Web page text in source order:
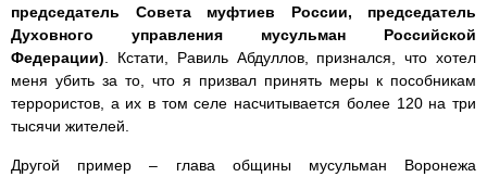
председатель Совета муфтиев России, председатель
Духовного управления мусульман Российской
Федерации) . Кстати, Равиль Абдуллов, признался, что хотел
меня убить за то, что я призвал принять меры к пособникам
террористов, а их в том селе насчитывается более 120 на три
тысячи жителей.
Другой пример – глава общины мусульман Воронежа